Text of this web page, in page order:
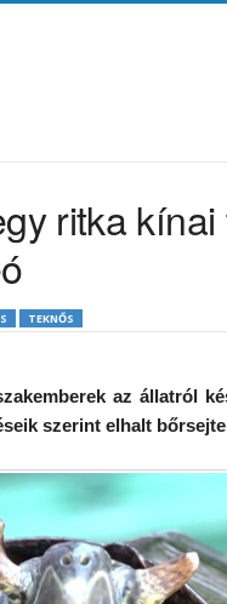
ritka
TEKNŐS
az állatról
szerint elhalt